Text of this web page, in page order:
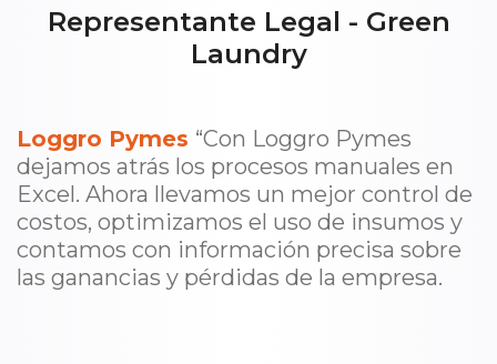
Representante Legal - Green
Laundry
Loggro Pymes “Con Loggro Pymes
dejamos atrás los procesos manuales en
Excel. Ahora llevamos un mejor control de
costos, optimizamos el uso de insumos y
contamos con información precisa sobre
las ganancias y pérdidas de la empresa.